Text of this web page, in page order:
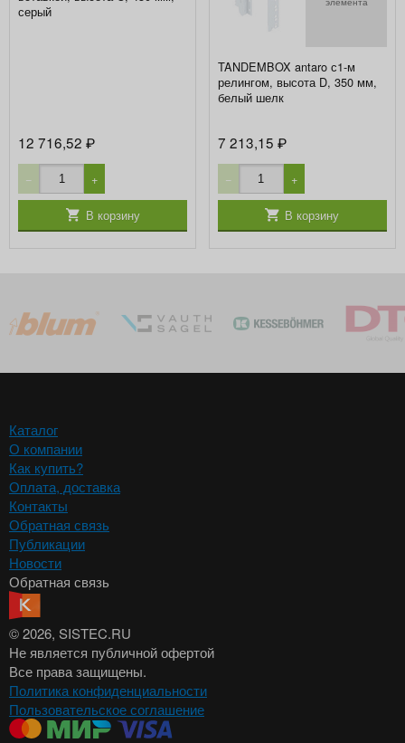
серый
12 716,52₽
− +
В корзину
TANDEMBOX antaro с1-м
релингом, высота D, 350 мм,
белый шелк
7 213,15 ₽
− +
В корзину
Каталог
О компании
Как купить?
Оплата, доставка
Контакты
Обратная связь
Публикации
Новости
Обратная связь
© 2026, SISTEC.RU
Не является публичной офертой
Все права защищены.
Политика конфиденциальности
Пользовательское соглашение